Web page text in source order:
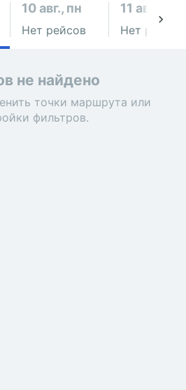
10 авг., пн
Нет рейсов
11 авг., вт
Нет рейсов
не найдено
точки маршрута или
фильтров.